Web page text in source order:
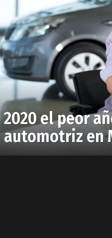
2020 el peor
automotriz en